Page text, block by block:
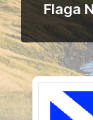
Flaga